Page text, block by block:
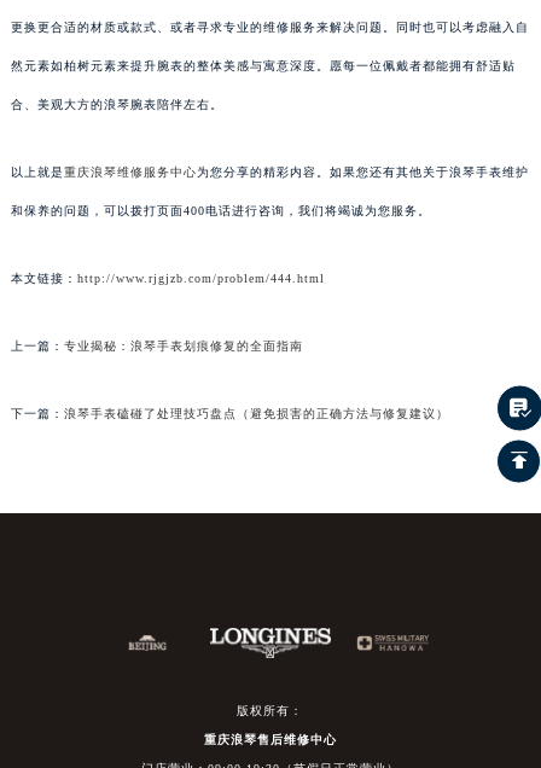
更换更合适的材质或款式、或者寻求专业的维修服务来解决问题。同时也可以考虑融入自
然元素如柏树元素来提升腕表的整体美感与寓意深度。愿每一位佩戴者都能拥有舒适贴
合、美观大方的浪琴腕表陪伴左右。
以上就是重庆浪琴维修服务中心为您分享的精彩内容。如果您还有其他关于浪琴手表维护
和保养的问题，可以拨打页面400电话进行咨询，我们将竭诚为您服务。
本文链接： http://www.rjgjzb.com/problem/444.html
上一篇： 专业揭秘：浪琴手表划痕修复的全面指南
下一篇： 浪琴手表磕碰了处理技巧盘点（避免损害的正确方法与修复建议）
版权所有：
重庆浪琴售后维修中心